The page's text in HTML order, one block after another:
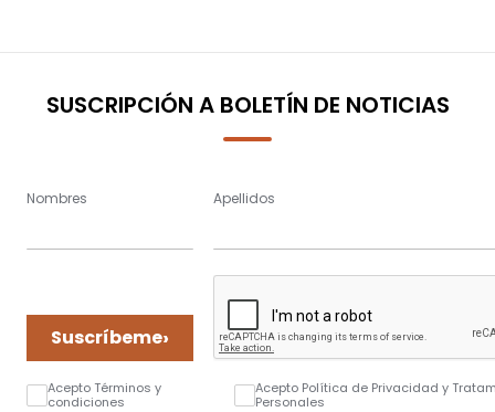
SUSCRIPCIÓN A BOLETÍN DE NOTICIAS
Nombres Apellidos
Suscríbeme›
Acepto Términos y
condiciones
Acepto Política de Privacidad y
Personales